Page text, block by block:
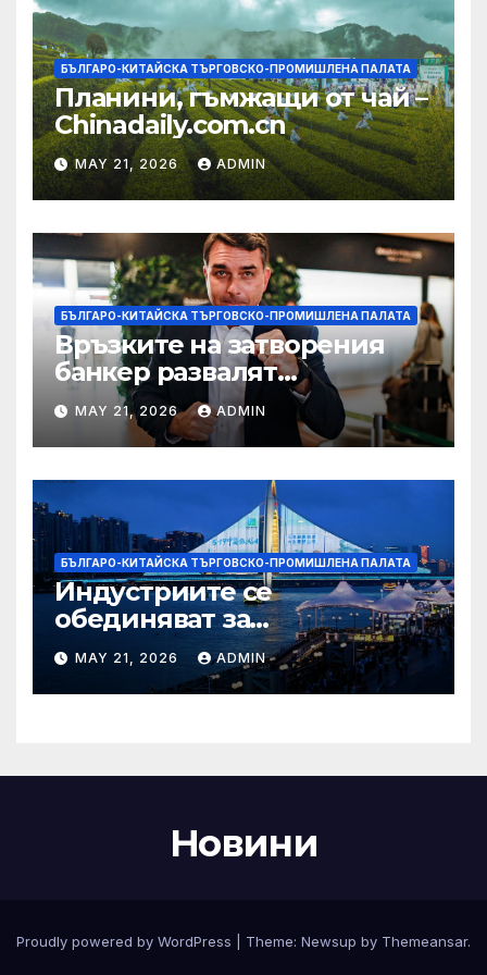
БЪЛГАРО-КИТАЙСКА ТЪРГОВСКО-ПРОМИШЛЕНА ПАЛАТА
Планини, гъмжащи от чай –
Chinadaily.com.cn
MAY 21, 2026 ADMIN
БЪЛГАРО-КИТАЙСКА ТЪРГОВСКО-ПРОМИШЛЕНА ПАЛАТА
Връзките на затворения
банкер развалят
надеждите на Флавио
Болсонаро за президент на
Бразилия
MAY 21, 2026 ADMIN
БЪЛГАРО-КИТАЙСКА ТЪРГОВСКО-ПРОМИШЛЕНА ПАЛАТА
Индустриите се
обединяват за
висококачествен растеж на
културния и
туристическия сектор
MAY 21, 2026 ADMIN
Новини
Proudly powered by WordPress Theme: Newsup by Themeansar.